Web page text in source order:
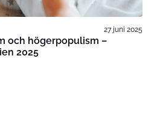
27 juni 2025
och högerpopulism –
2025